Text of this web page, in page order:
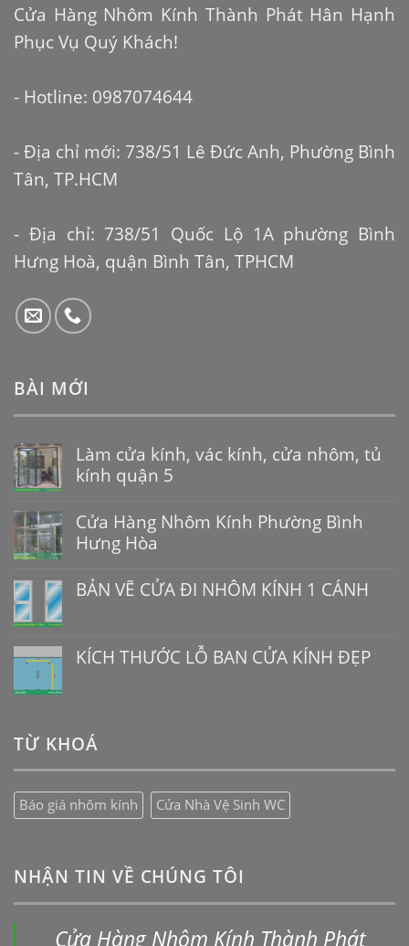
Cửa Hàng Nhôm Kính Thành Phát Hân Hạnh
Phục Vụ Quý Khách!
- Hotline: 0987074644
- Địa chỉ mới: 738/51 Lê Đức Anh, Phường Bình
Tân, TP.HCM
- Địa chỉ: 738/51 Quốc Lộ 1A phường Bình
Hưng Hoà, quận Bình Tân, TPHCM
BÀI MỚI
Làm cửa kính, vác kính, cửa nhôm, tủ
kính quận 5
Cửa Hàng Nhôm Kính Phường Bình
Hưng Hòa
BẢN VẼ CỬA ĐI NHÔM KÍNH 1 CÁNH
KÍCH THƯỚC LỖ BAN CỬA KÍNH ĐẸP
TỪ KHOÁ
Báo giá nhôm kính Cửa Nhà Vệ Sinh WC
NHẬN TIN VỀ CHÚNG TÔI
Cửa Hàng Nhôm Kính Thành Phát